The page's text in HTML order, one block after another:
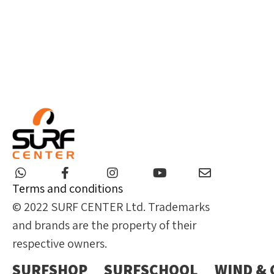
Terms and conditions
© 2022 SURF CENTER Ltd. Trademarks
and brands are the property of their
respective owners.
SURFSHOP SURFSCHOOL WIND &